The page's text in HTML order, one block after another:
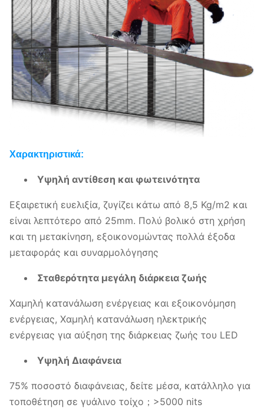
Χαρακτηριστικά:
Υψηλή αντίθεση και φωτεινότητα
Εξαιρετική ευελιξία, ζυγίζει κάτω από 8,5 Kg/m2 και
είναι λεπτότερο από 25mm. Πολύ βολικό στη χρήση
και τη μετακίνηση, εξοικονομώντας πολλά έξοδα
μεταφοράς και συναρμολόγησης
Σταθερότητα μεγάλη διάρκεια ζωής
Χαμηλή κατανάλωση ενέργειας και εξοικονόμηση
ενέργειας, Χαμηλή κατανάλωση ηλεκτρικής
ενέργειας για αύξηση της διάρκειας ζωής του LED
Υψηλή Διαφάνεια
75% ποσοστό διαφάνειας, δείτε μέσα, κατάλληλο για
τοποθέτηση σε γυάλινο τοίχο；>5000 nits